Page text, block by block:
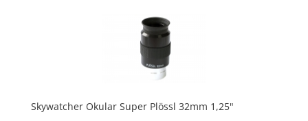
Skywatcher Okular Super Plössl 32mm 1,25"